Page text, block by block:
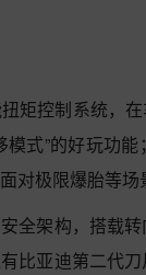
矩控制系统，
模式”的好玩功
对极限爆胎等
全架构，搭载
比亚迪第二代